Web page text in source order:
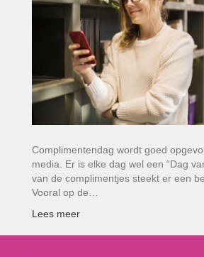
Complimentendag wordt goed
media. Er is elke dag wel een “Dag
van de complimentjes steekt er een
Vooral op de…
Lees meer